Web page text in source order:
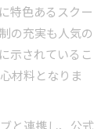
特色あるスクー
の充実も人気の
示されているこ
材料となりま
と連携し、公式